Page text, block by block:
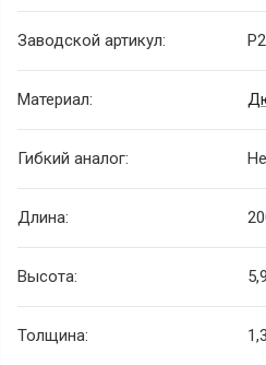
Заводской артикул:
Материал:
Гибкий аналог:
Длина:
Высота:
Толщина: